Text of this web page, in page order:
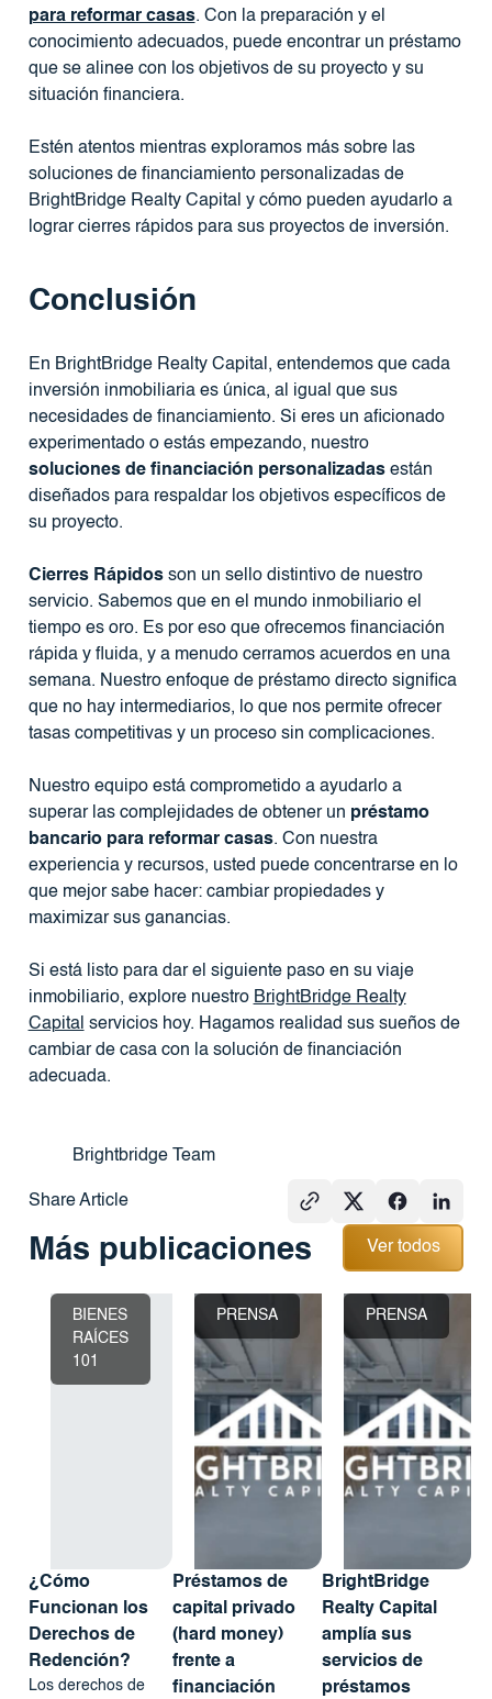
Brightbridge Team
Share Article
para reformar casas. Con la preparación y el
conocimiento adecuados, puede encontrar un préstamo
que se alinee con los objetivos de su proyecto y su
situación financiera.
Estén atentos mientras exploramos más sobre las
soluciones de financiamiento personalizadas de
BrightBridge Realty Capital y cómo pueden ayudarlo a
lograr cierres rápidos para sus proyectos de inversión.
Conclusión
En BrightBridge Realty Capital, entendemos que cada
inversión inmobiliaria es única, al igual que sus
necesidades de financiamiento. Si eres un aficionado
experimentado o estás empezando, nuestro
soluciones de financiación personalizadasestán
diseñados para respaldar los objetivos específicos de
su proyecto.
Cierres Rápidosson un sello distintivo de nuestro
servicio. Sabemos que en el mundo inmobiliario el
tiempo es oro. Es por eso que ofrecemos financiación
rápida y fluida, y a menudo cerramos acuerdos en una
semana. Nuestro enfoque de préstamo directo significa
que no hay intermediarios, lo que nos permite ofrecer
tasas competitivas y un proceso sin complicaciones.
Nuestro equipo está comprometido a ayudarlo a
superar las complejidades de obtener un préstamo
bancario para reformar casas. Con nuestra
experiencia y recursos, usted puede concentrarse en lo
que mejor sabe hacer: cambiar propiedades y
maximizar sus ganancias.
Si está listo para dar el siguiente paso en su viaje
inmobiliario, explore nuestro BrightBridge Realty
Capital servicios hoy. Hagamos realidad sus sueños de
cambiar de casa con la solución de financiación
adecuada.
Más publicaciones
Ver todos
Ver todos
BIENES
RAÍCES
101
¿Cómo
Funcionan los
Derechos de
Redención?
Los derechos de
PRENSA
Préstamos de
capital privado
(hard money)
frente a
financiación
PRENSA
BrightBridge
Realty Capital
amplía sus
servicios de
préstamos